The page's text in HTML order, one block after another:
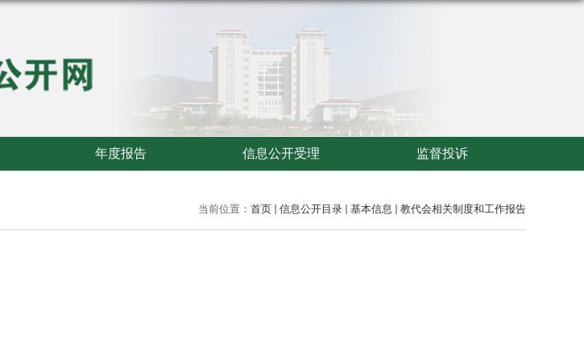
年度报告 信息公开受理 监督投诉
当前位置： 首页 信息公开目录 基本信息 教代会相关制度和工作报告